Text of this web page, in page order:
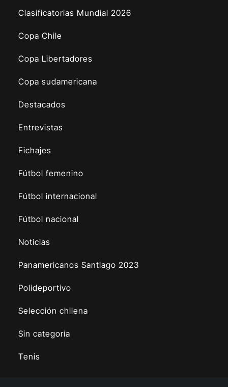
Clasificatorias Mundial 2026
Copa Chile
Copa Libertadores
Copa sudamericana
Destacados
Entrevistas
Fichajes
Fútbol femenino
Fútbol internacional
Fútbol nacional
Noticias
Panamericanos Santiago 2023
Polideportivo
Selección chilena
Sin categoría
Tenis